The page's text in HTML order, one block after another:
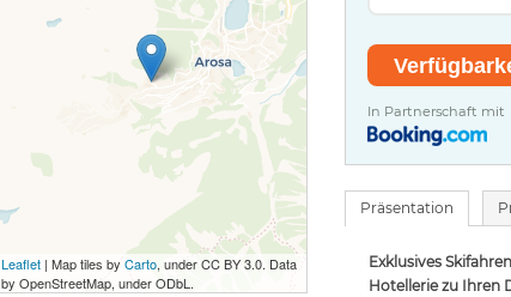
Leaflet | Map tiles by Carto, under CC BY 3.0. Data
by OpenStreetMap, under ODbL.
In Partnerschaft mit
Präsentation
Exklusives
Hotellerie zu Ihren